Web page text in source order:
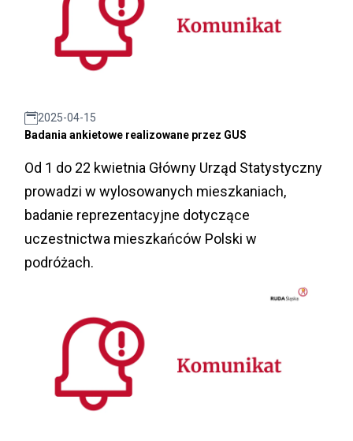
2025-04-15
Badania ankietowe realizowane przez GUS
Od 1 do 22 kwietnia Główny Urząd Statystyczny
prowadzi w wylosowanych mieszkaniach,
badanie reprezentacyjne dotyczące
uczestnictwa mieszkańców Polski w
podróżach.